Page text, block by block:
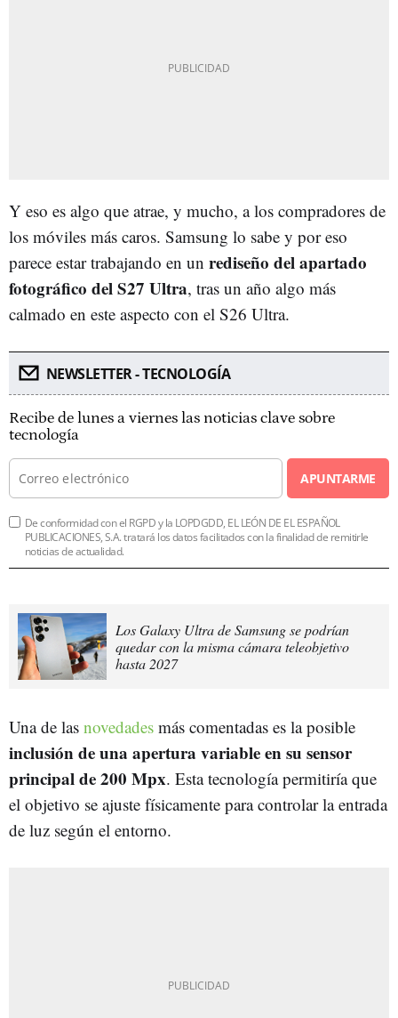
Y eso es algo que atrae, y mucho, a los compradores de
los móviles más caros. Samsung lo sabe y por eso
parece estar trabajando en un rediseño del apartado
fotográfico del S27 Ultra, tras un año algo más
calmado en este aspecto con el S26 Ultra.
NEWSLETTER - TECNOLOGÍA
Recibe de lunes a viernes las noticias clave sobre
tecnología
APUNTARME
De conformidad con el RGPD y la LOPDGDD, EL LEÓN DE EL ESPAÑOL
PUBLICACIONES, S.A. tratará los datos facilitados con la finalidad de remitirle
noticias de actualidad.
Los Galaxy Ultra de Samsung se podrían
quedar con la misma cámara teleobjetivo
hasta 2027
Una de las novedades más comentadas es la posible
inclusión de una apertura variable en su sensor
principal de 200 Mpx. Esta tecnología permitiría que
el objetivo se ajuste físicamente para controlar la entrada
de luz según el entorno.